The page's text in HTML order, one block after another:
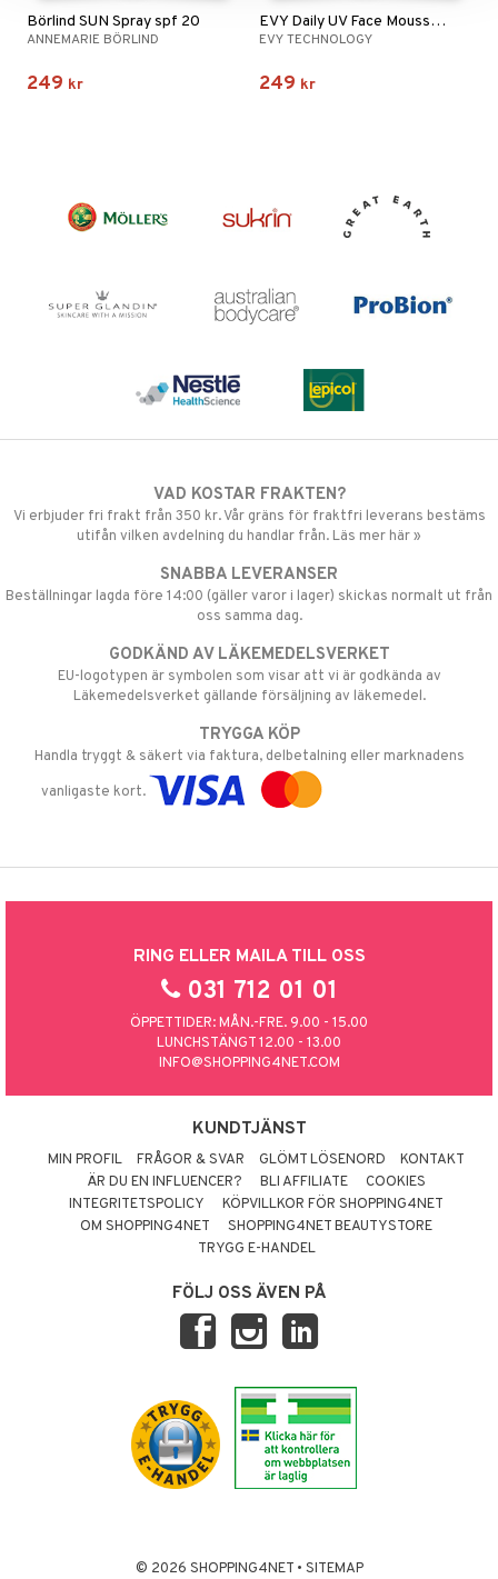
Börlind SUN Spray spf 20
ANNEMARIE BÖRLIND
249 kr
EVY Daily UV Face Mousse SPF 30
EVY TECHNOLOGY
249 kr
VAD KOSTAR FRAKTEN?
Vi erbjuder fri frakt från 350 kr. Vår gräns för fraktfri leverans bestäms
utifån vilken avdelning du handlar från. Läs mer här »
SNABBA LEVERANSER
Beställningar lagda före 14:00 (gäller varor i lager) skickas normalt ut från
oss samma dag.
GODKÄND AV LÄKEMEDELSVERKET
EU-logotypen är symbolen som visar att vi är godkända av
Läkemedelsverket gällande försäljning av läkemedel.
TRYGGA KÖP
Handla tryggt & säkert via faktura, delbetalning eller marknadens
vanligaste kort.
RING ELLER MAILA TILL OSS
031 712 01 01
ÖPPETTIDER: MÅN.-FRE. 9.00 - 15.00
LUNCHSTÄNGT 12.00 - 13.00
INFO@SHOPPING4NET.COM
KUNDTJÄNST
MIN PROFIL FRÅGOR & SVAR GLÖMT LÖSENORD
KONTAKT
ÄR DU EN INFLUENCER?
BLI AFFILIATE
COOKIES
INTEGRITETSPOLICY
KÖPVILLKOR FÖR SHOPPING4NET
OM SHOPPING4NET
SHOPPING4NET BEAUTYSTORE
TRYGG E-HANDEL
FÖLJ OSS ÄVEN PÅ
© 2026 SHOPPING4NET • SITEMAP